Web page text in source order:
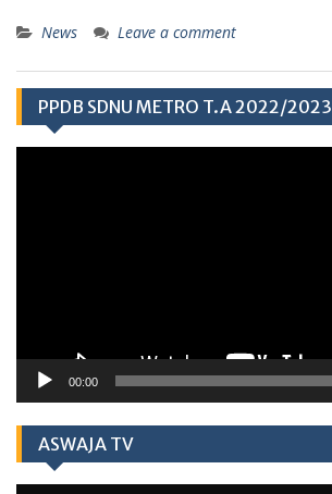
News Leave a comment
PPDB SDNU METRO T.A 2022/2023
00:00
ASWAJA TV